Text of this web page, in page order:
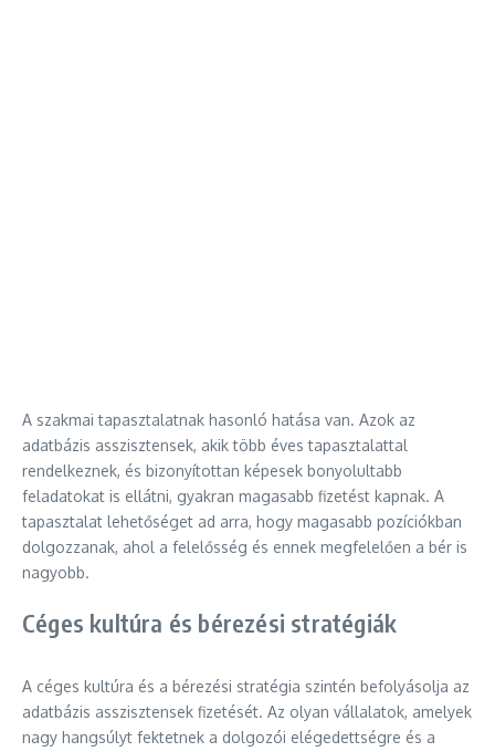
A szakmai tapasztalatnak hasonló hatása van. Azok az
adatbázis asszisztensek, akik több éves tapasztalattal
rendelkeznek, és bizonyítottan képesek bonyolultabb
feladatokat is ellátni, gyakran magasabb fizetést kapnak. A
tapasztalat lehetőséget ad arra, hogy magasabb pozíciókban
dolgozzanak, ahol a felelősség és ennek megfelelően a bér is
nagyobb.
Céges kultúra és bérezési stratégiák
A céges kultúra és a bérezési stratégia szintén befolyásolja az
adatbázis asszisztensek fizetését. Az olyan vállalatok, amelyek
nagy hangsúlyt fektetnek a dolgozói elégedettségre és a